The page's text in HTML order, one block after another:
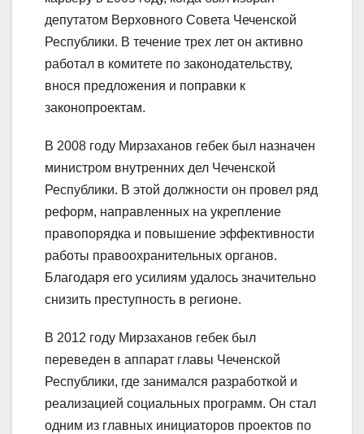
депутатом Верховного Совета Чеченской
Республики. В течение трех лет он активно
работал в комитете по законодательству,
внося предложения и поправки к
законопроектам.
В 2008 году Мирзаханов гебек был назначен
министром внутренних дел Чеченской
Республики. В этой должности он провел ряд
реформ, направленных на укрепление
правопорядка и повышение эффективности
работы правоохранительных органов.
Благодаря его усилиям удалось значительно
снизить преступность в регионе.
В 2012 году Мирзаханов гебек был
переведен в аппарат главы Чеченской
Республики, где занимался разработкой и
реализацией социальных программ. Он стал
одним из главных инициаторов проектов по